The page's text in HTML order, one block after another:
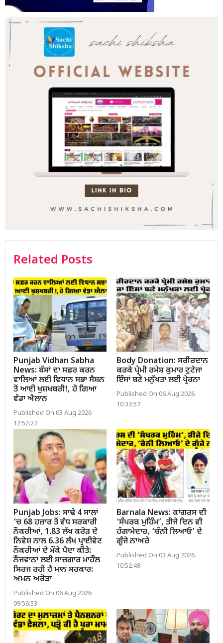
Related Posts
Punjab Vidhan Sabha
News: ਬੱਸਾਂ ਦਾ ਸਫ਼ਰ ਕਰਨ
ਵਾਲਿਆਂ ਲਈ ਵਿਧਾਨ ਸਭਾ ਸੈਸ਼ਨ
ਤੋਂ ਆਈ ਖੁਸ਼ਖਬਰੀ!, ਹੋ ਗਿਆ
ਵੱਡਾ ਐਲਾਨ
Published On 03 Aug 2026
12:52:27
Body Donation: ਸਰੀਰਦਾਨ
ਕਰਕੇ ਪ੍ਰੇਮੀ ਰਮੇਸ਼ ਕੁਮਾਰ ਟੁਟੇਜਾ
ਇੰਸਾਂ ਬਣੇ ਮਨੁੱਖਤਾ ਲਈ ਪ੍ਰੇਰਨਾ
Published On 06 Aug 2026
10:33:57
Punjab Jobs: ਸਾਢੇ 4 ਸਾਲਾਂ
‘ਚ 68 ਹਜ਼ਾਰ ਤੋਂ ਵੱਧ ਸਰਕਾਰੀ
ਨੌਕਰੀਆਂ, 1.83 ਲੱਖ ਕਰੋੜ ਦੇ
ਨਿਵੇਸ਼ ਨਾਲ 6.36 ਲੱਖ ਪ੍ਰਾਈਵੇਟ
ਨੌਕਰੀਆਂ ਦੇ ਮੌਕੇ ਪੈਦਾ ਕੀਤੇ:
ਨੌਜਵਾਨਾਂ ਲਈ ਸਾਜ਼ਗਾਰ ਮਾਹੌਲ
ਸਿਰਜ ਰਹੀ ਹੈ ਮਾਨ ਸਰਕਾਰ:
ਅਮਨ ਅਰੋੜਾ
Published On 06 Aug 2026
09:56:33
Barnala News: ਕਾਂਗਰਸ ਦੀ
‘ਸੰਪਰਕ ਮੁਹਿੰਮ’, ਤੀਜੇ ਦਿਨ ਵੀ
ਹੰਗਾਮੇਦਾਰ, ‘ਚੰਨੀ ਲਿਆਓ’ ਦੇ
ਗੂੰਜੇ ਨਾਅਰੇ
Published On 03 Aug 2026
10:52:49